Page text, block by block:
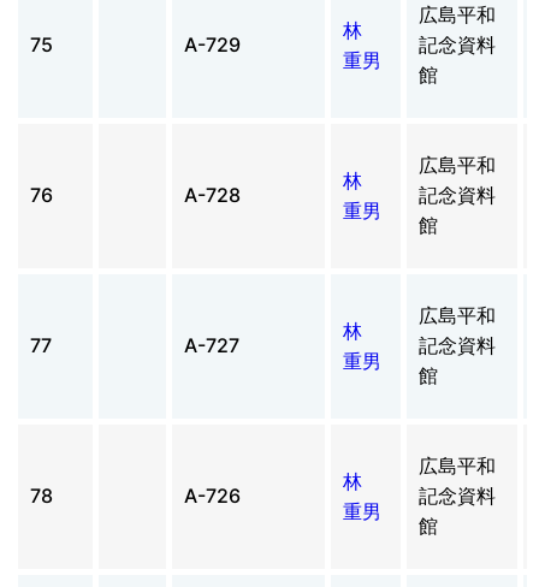
75 A-729
林
重男
広島平和
記念資料
館
76 A-728
林
重男
広島平和
記念資料
館
77 A-727
林
重男
広島平和
記念資料
館
78 A-726
林
重男
広島平和
記念資料
館